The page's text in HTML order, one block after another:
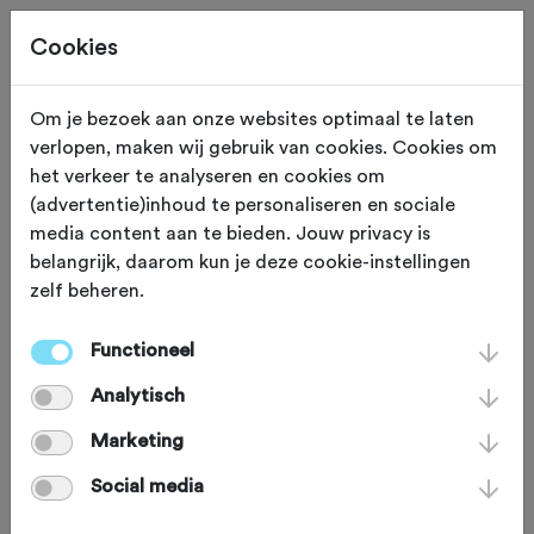
Deze tocht heeft reeds plaatsgevonden op 27-10-2024.
ZONDAG 27 OKT 2024
Najaarstocht
Batauwers 2024
Racefiets
Cookies
Om je bezoek aan onze websites optimaal te laten
verlopen, maken wij gebruik van cookies. Cookies om
het verkeer te analyseren en cookies om
(advertentie)inhoud te personaliseren en sociale
media content aan te bieden. Jouw privacy is
belangrijk, daarom kun je deze cookie-instellingen
zelf beheren.
Functioneel
Analytisch
Marketing
Social media